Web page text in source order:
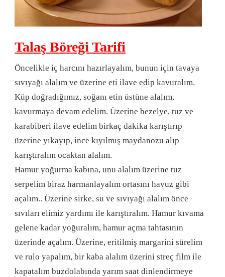
Talaş Böreği Tarifi
Öncelikle iç harcını hazırlayalım, bunun için tavaya
sıvıyağı alalım ve üzerine eti ilave edip kavuralım.
Küp doğradığımız, soğanı etin üstüne alalım,
kavurmaya devam edelim. Üzerine bezelye, tuz ve
karabiberi ilave edelim birkaç dakika karıştırıp
üzerine yıkayıp, ince kıyılmış maydanozu alıp
karıştıralım ocaktan alalım.
Hamur yoğurma kabına, unu alalım üzerine tuz
serpelim biraz harmanlayalım ortasını havuz gibi
açalım.. Üzerine sirke, su ve sıvıyağı alalım önce
sıvıları elimiz yardımı ile karıştıralım. Hamur kıvama
gelene kadar yoğuralım, hamur açma tahtasının
üzerinde açalım. Üzerine, eritilmiş margarini sürelim
ve rulo yapalım, bir kaba alalım üzerini streç film ile
kapatalım buzdolabında yarım saat dinlendirmeye